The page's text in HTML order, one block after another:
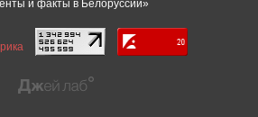
и факты в Белоруссии»